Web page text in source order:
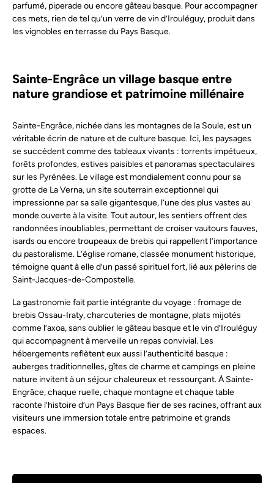
parfumé, piperade ou encore gâteau basque. Pour accompagner
ces mets, rien de tel qu’un verre de vin d’Irouléguy, produit dans
les vignobles en terrasse du Pays Basque.
Sainte-Engrâce un village basque entre
nature grandiose et patrimoine millénaire
Sainte-Engrâce, nichée dans les montagnes de la Soule, est un
véritable écrin de nature et de culture basque. Ici, les paysages
se succèdent comme des tableaux vivants : torrents impétueux,
forêts profondes, estives paisibles et panoramas spectaculaires
sur les Pyrénées. Le village est mondialement connu pour sa
grotte de La Verna, un site souterrain exceptionnel qui
impressionne par sa salle gigantesque, l’une des plus vastes au
monde ouverte à la visite. Tout autour, les sentiers offrent des
randonnées inoubliables, permettant de croiser vautours fauves,
isards ou encore troupeaux de brebis qui rappellent l’importance
du pastoralisme. L’église romane, classée monument historique,
témoigne quant à elle d’un passé spirituel fort, lié aux pèlerins de
Saint-Jacques-de-Compostelle.
La gastronomie fait partie intégrante du voyage : fromage de
brebis Ossau-Iraty, charcuteries de montagne, plats mijotés
comme l’axoa, sans oublier le gâteau basque et le vin d’Irouléguy
qui accompagnent à merveille un repas convivial. Les
hébergements reflètent eux aussi l’authenticité basque :
auberges traditionnelles, gîtes de charme et campings en pleine
nature invitent à un séjour chaleureux et ressourçant. À Sainte-
Engrâce, chaque ruelle, chaque montagne et chaque table
raconte l’histoire d’un Pays Basque fier de ses racines, offrant aux
visiteurs une immersion totale entre patrimoine et grands
espaces.